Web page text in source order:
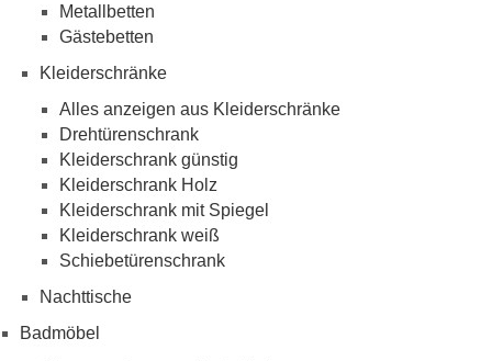
Metallbetten
Gästebetten
Kleiderschränke
Alles anzeigen aus Kleiderschränke
Drehtürenschrank
Kleiderschrank günstig
Kleiderschrank Holz
Kleiderschrank mit Spiegel
Kleiderschrank weiß
Schiebetürenschrank
Nachttische
Badmöbel